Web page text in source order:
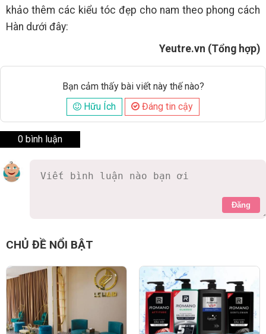
khảo thêm các kiểu tóc đẹp cho nam theo phong cách
Hàn dưới đây:
Yeutre.vn (Tổng hợp)
Bạn cảm thấy bài viết này thế nào?
Hữu Ích
Đáng tin cậy
0 bình luận
Đăng
CHỦ ĐỀ NỔI BẬT